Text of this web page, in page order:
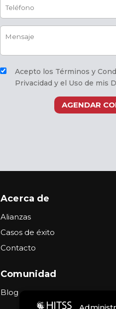
Acepto los Términos y
Privacidad y el Uso de mis
AGENDAR
Acerca de
Alianzas
Casos de éxito
Contacto
Comunidad
Blog